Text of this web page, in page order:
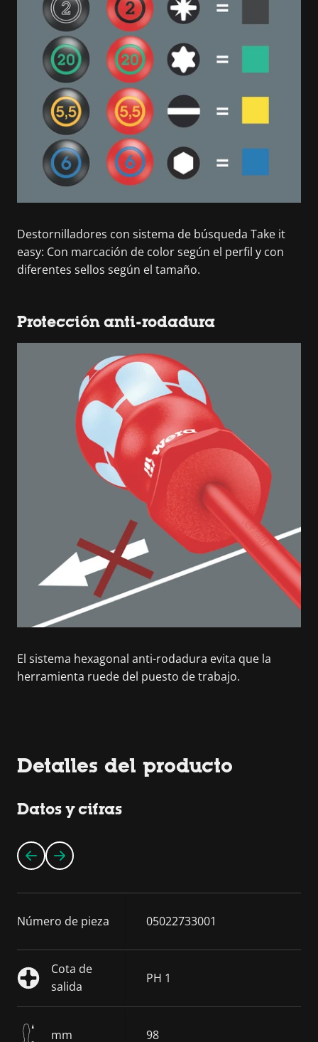
Destornilladores con sistema de búsqueda Take it
easy: Con marcación de color según el perfil y con
diferentes sellos según el tamaño.
Protección anti-rodadura
El sistema hexagonal anti-rodadura evita que la
herramienta ruede del puesto de trabajo.
Detalles del producto
Datos y cifras
Número de pieza 05022733001
Cota de
salida
PH 1
mm 98